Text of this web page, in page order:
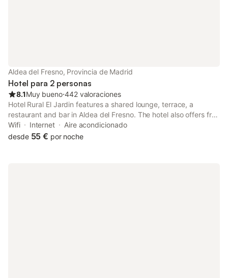
Aldea del Fresno, Provincia de Madrid
Hotel para 2 personas
8.1Muy bueno⋅442 valoraciones
Hotel Rural El Jardin features a shared lounge, terrace, a
restaurant and bar in Aldea del Fresno. The hotel also offers free
WiFi and free private parking.
Wifi Internet
Aire acondicionado
desde 55 € por noche